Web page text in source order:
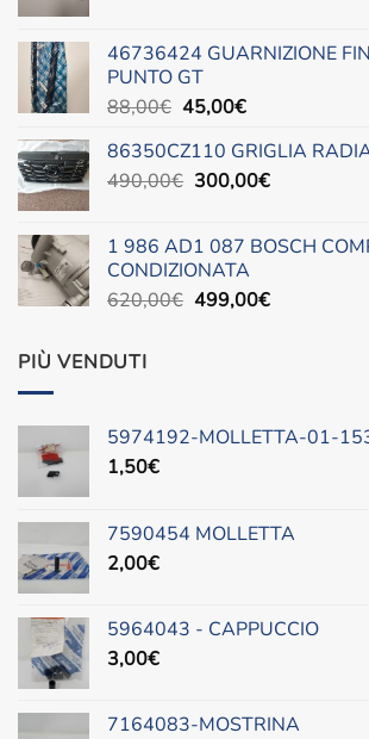
era:
42,00€.
è:
46736424 GUARNIZIONE
PUNTO GT
88,00€ Il
originale
era:
45,00€Il
attuale
è:
86350CZ110 GRIGLIA
490,00€ Il
era:
490,00€.
300,00€Il
è:
1 986 AD1 087 BOSCH
CONDIZIONATA
620,00€ Il
499,00€Il
PIÙ VENDUTI
5974192-MOLLETTA-01-
1,50€
7590454 MOLLETTA
2,00€
5964043 - CAPPUCCIO
3,00€
7164083-MOSTRINA